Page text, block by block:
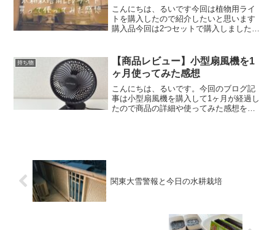
こんにちは、るいです今回は植物用ライ
トを購入したので紹介したいと思います
購入品今回は2つセットで購入しました付
超薄型LED植物育成ライトパネル使い方
シハンギングキッ...
持ち物
【商品レビュー】小型扇風機を1
ヶ月使ってみた感想
こんにちは、るいです。今回のブログ記
事は小型扇風機を購入して1ヶ月が経過し
たので商品の詳細や使ってみた感想をま
関東大雪警報と今日の水耕栽培